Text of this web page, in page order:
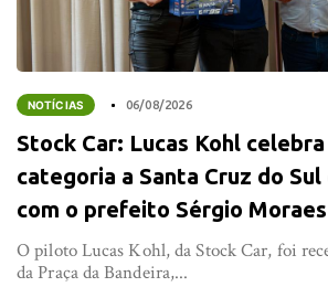
NOTÍCIAS 06/08/2026
Stock Car: Lucas Kohl
categoria a Santa Cruz do
com o prefeito Sérgio Moraes
O piloto Lucas Kohl, da Stock Car, foi
da Praça da Bandeira,...